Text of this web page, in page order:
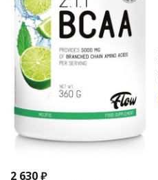
2 630₽